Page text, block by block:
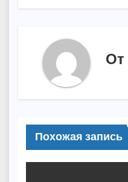
От
Похожая запись